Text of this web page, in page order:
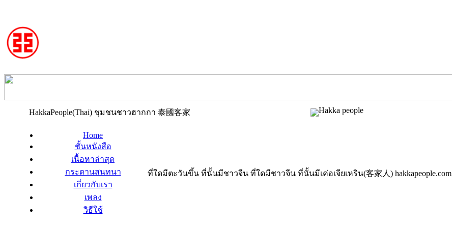
HakkaPeople(Thai) ชุมชนชาวฮากกา 泰國客家
Home
ชั้นหนังสือ
เนื้อหาล่าสุด
กระดานสนทนา
เกี่ยวกับเรา
เพลง
วิธีใช้
ที่ใดมีตะวันขึ้น ที่นั้นมีชาวจีน ที่ใดมีชาวจีน ที่นั้นมีเค่อเจียเหริน(客家人) hakkapeople.com